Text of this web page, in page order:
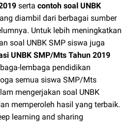
serta contoh soal UNBK
diambil dari berbagai sumber
Untuk lebih meningkatkan
soal UNBK SMP siswa juga
UNBK SMP/Mts Tahun 2019
lembaga pendidikan
semua siswa SMP/Mts
mengerjakan soal UNBK
memperoleh hasil yang terbaik.
learning and sharing